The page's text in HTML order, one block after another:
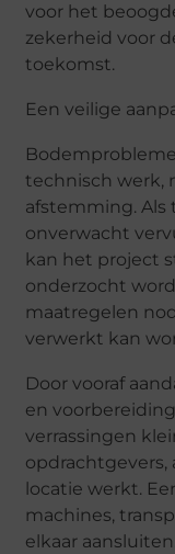
voor het
zekerheid voor
toekomst.
Een veilige
technisch werk,
afstemming. Als
onverwacht
kan het project
onderzocht
maatregelen
verwerkt kan
Door vooraf
en
verrassingen
opdrachtgevers,
locatie werkt.
machines,
elkaar aansluiten.